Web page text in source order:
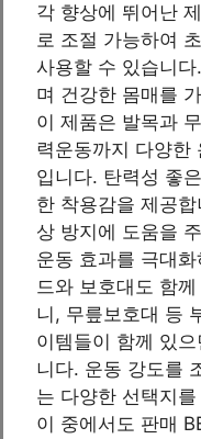
각 향상에 뛰어난
로 조절 가능하여
사용할 수 있습니
며 건강한 몸매를
이 제품은 발목과
력운동까지 다양한
입니다. 탄력성 좋
한 착용감을 제공
상 방지에 도움을
운동 효과를 극대
드와 보호대도 함
니, 무릎보호대 등
이템들이 함께 있
니다. 운동 강도를
는 다양한 선택지
이 중에서도 판매